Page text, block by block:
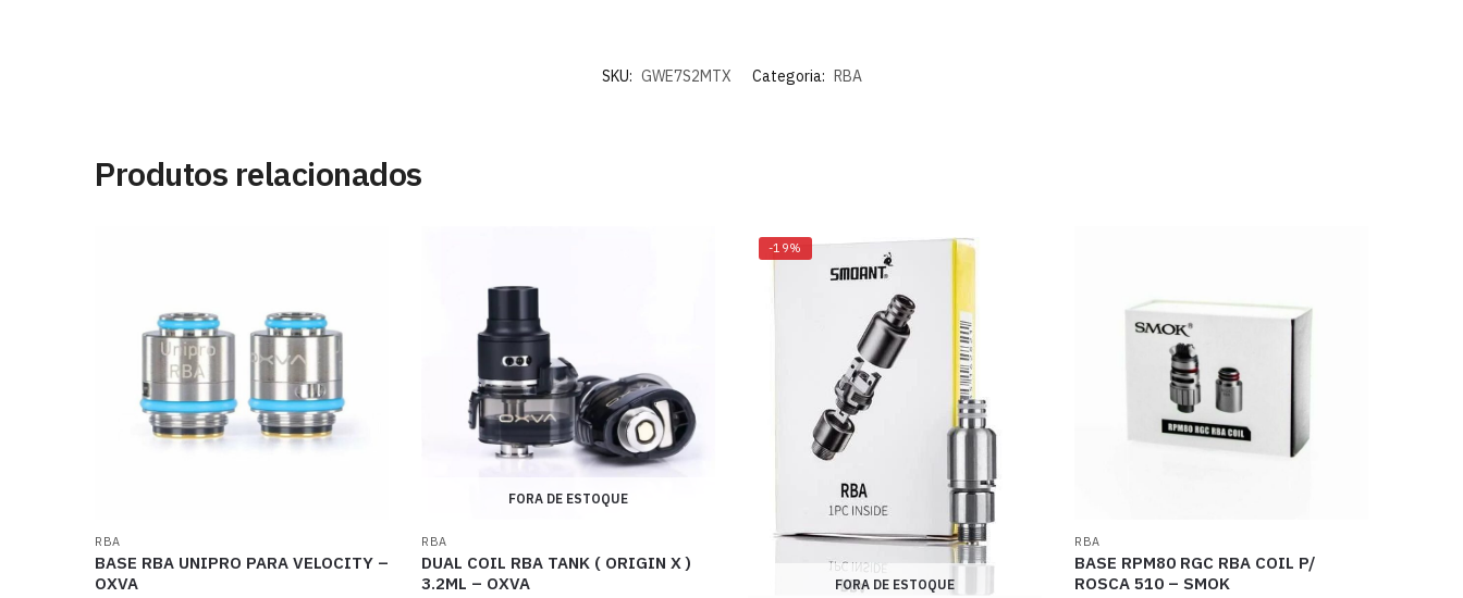
SKU: GWE7S2MTX Categoria: RBA
Produtos relacionados
RBA
BASE RBA UNIPRO PARA VELOCITY –
OXVA
FORA DE ESTOQUE
RBA
DUAL COIL RBA TANK ( ORIGIN X )
3.2ML – OXVA
-19%
FORA DE ESTOQUE
RBA
BASE RPM80 RGC RBA COIL P/
ROSCA 510 – SMOK